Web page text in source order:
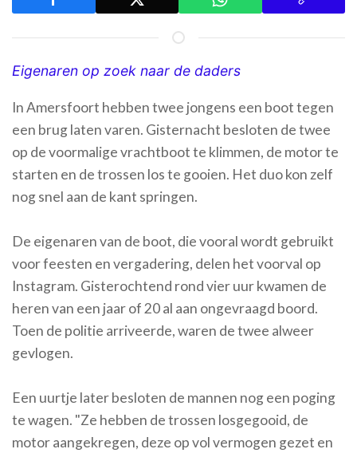
Eigenaren op zoek naar de daders
In Amersfoort hebben twee jongens een boot tegen
een brug laten varen. Gisternacht besloten de twee
op de voormalige vrachtboot te klimmen, de motor te
starten en de trossen los te gooien. Het duo kon zelf
nog snel aan de kant springen.
De eigenaren van de boot, die vooral wordt gebruikt
voor feesten en vergadering, delen het voorval op
Instagram. Gisterochtend rond vier uur kwamen de
heren van een jaar of 20 al aan ongevraagd boord.
Toen de politie arriveerde, waren de twee alweer
gevlogen.
Een uurtje later besloten de mannen nog een poging
te wagen. "Ze hebben de trossen losgegooid, de
motor aangekregen, deze op vol vermogen gezet en